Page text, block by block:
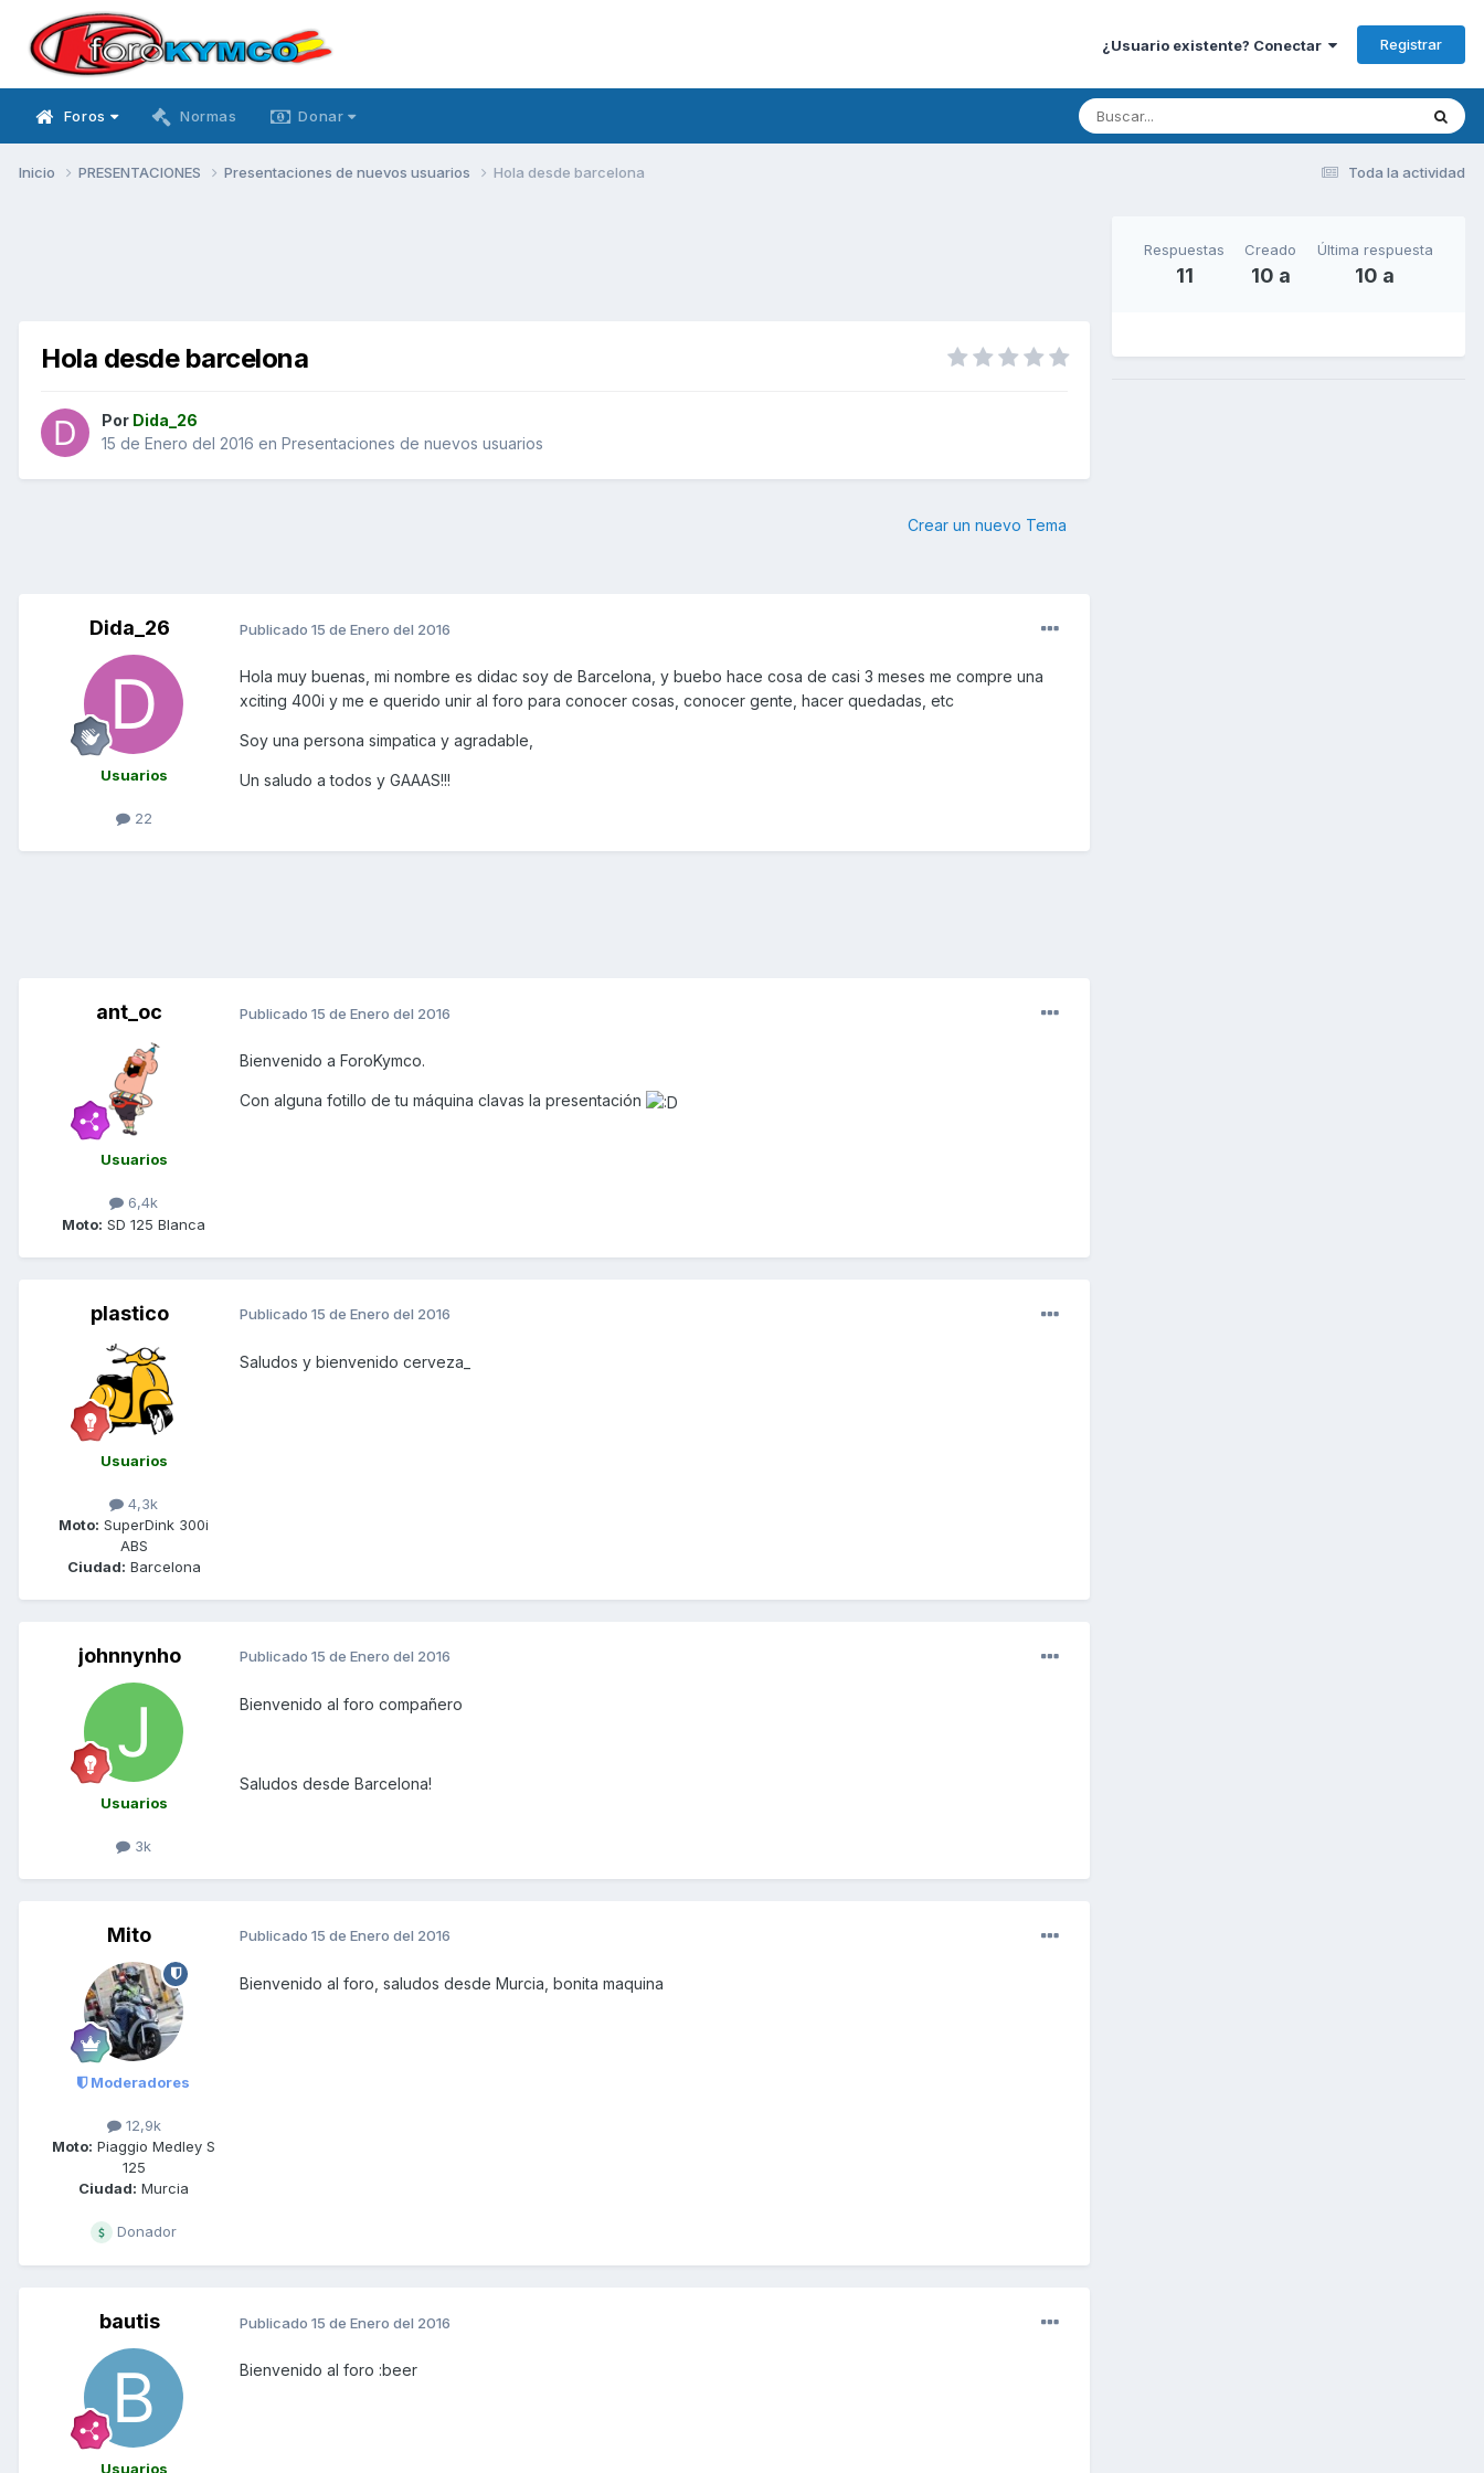
¿Usuario existente? Conectar Registrar
Foros Normas Donar
Toda la actividad
Inicio PRESENTACIONES Presentaciones de nuevos usuarios Hola desde barcelona
Hola desde barcelona
Por Dida_26
15 de Enero del 2016 en Presentaciones de nuevos usuarios
Crear un nuevo Tema
Dida_26
Usuarios
22
Publicado 15 de Enero del 2016
Hola muy buenas, mi nombre es didac soy de Barcelona, y buebo hace cosa de casi 3 meses me compre una
xciting 400i y me e querido unir al foro para conocer cosas, conocer gente, hacer quedadas, etc
Soy una persona simpatica y agradable,
Un saludo a todos y GAAAS!!!
ant_oc
Usuarios
6,4k
Moto: SD 125 Blanca
Publicado 15 de Enero del 2016
Bienvenido a ForoKymco.
Con alguna fotillo de tu máquina clavas la presentación
plastico
Usuarios
4,3k
Moto: SuperDink 300i
ABS
Ciudad: Barcelona
Publicado 15 de Enero del 2016
Saludos y bienvenido cerveza_
johnnynho
Usuarios
3k
Publicado 15 de Enero del 2016
Bienvenido al foro compañero
Saludos desde Barcelona!
Mito
Moderadores
12,9k
Moto: Piaggio Medley S
125
Ciudad: Murcia
Donador
Publicado 15 de Enero del 2016
Bienvenido al foro, saludos desde Murcia, bonita maquina
bautis
Usuarios
Publicado 15 de Enero del 2016
Bienvenido al foro :beer
Respuestas
11
Creado
10 a
Última respuesta
10 a